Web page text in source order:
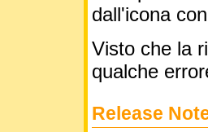
dall'icona
Visto che la
qualche
Release